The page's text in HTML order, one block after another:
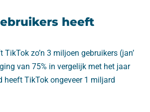
heeft
TikTok zo’n 3 miljoen gebruikers (jan’
van 75% in vergelijk met het jaar
heeft TikTok ongeveer 1 miljard